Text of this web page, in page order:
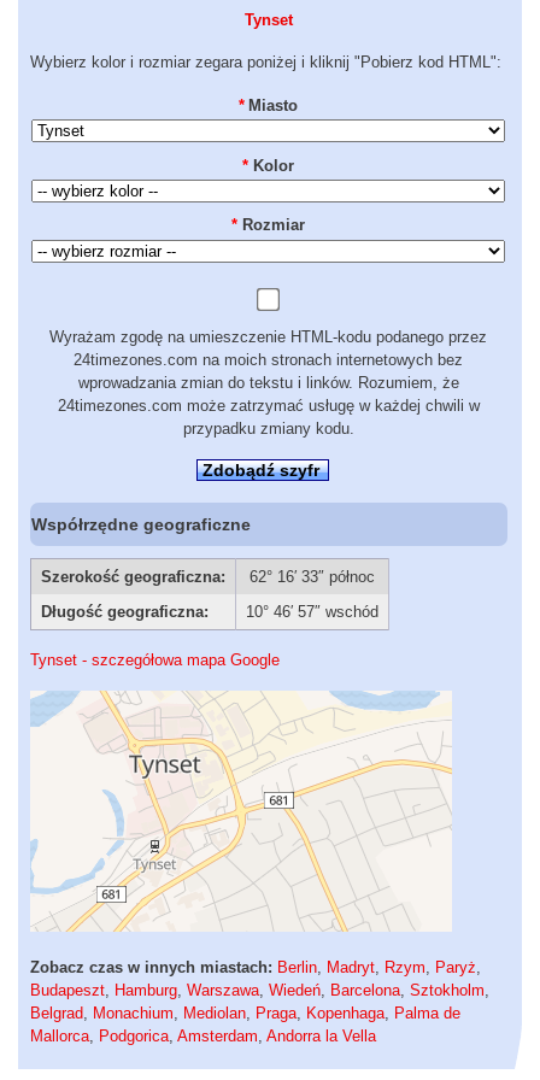
Tynset
Wybierz kolor i rozmiar zegara poniżej i kliknij "Pobierz kod HTML":
* Miasto
* Kolor
* Rozmiar
Wyrażam zgodę na umieszczenie HTML-kodu podanego przez
24timezones.com na moich stronach internetowych bez
wprowadzania zmian do tekstu i linków. Rozumiem, że
24timezones.com może zatrzymać usługę w każdej chwili w
przypadku zmiany kodu.
Zdobądź szyfr
Współrzędne geograficzne
Szerokość geograficzna:
62° 16′ 33″ północ
Długość geograficzna:
10° 46′ 57″ wschód
Tynset - szczegółowa mapa Google
Zobacz czas w innych miastach: Berlin, Madryt, Rzym, Paryż,
Budapeszt, Hamburg, Warszawa, Wiedeń, Barcelona, Sztokholm,
Belgrad, Monachium, Mediolan, Praga, Kopenhaga, Palma de
Mallorca, Podgorica, Amsterdam, Andorra la Vella